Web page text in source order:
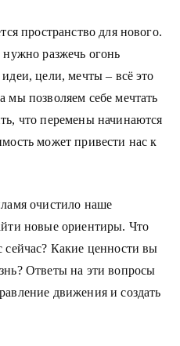
пространство для нового.
разжечь огонь
цели, мечты – всё это
мы позволяем себе мечтать
что перемены начинаются
может привести нас к
очистило наше
новые ориентиры. Что
сейчас? Какие ценности вы
Ответы на эти вопросы
движения и создать